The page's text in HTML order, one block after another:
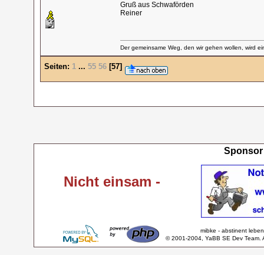
Gruß aus Schwaförden
Reiner
Der gemeinsame Weg, den wir gehen wollen, wird
Seiten: 1 ... 55 56[57]
Nicht einsam -
Sponsor
mibke - abstinent
© 2001-2004, YaBB SE Dev Team.